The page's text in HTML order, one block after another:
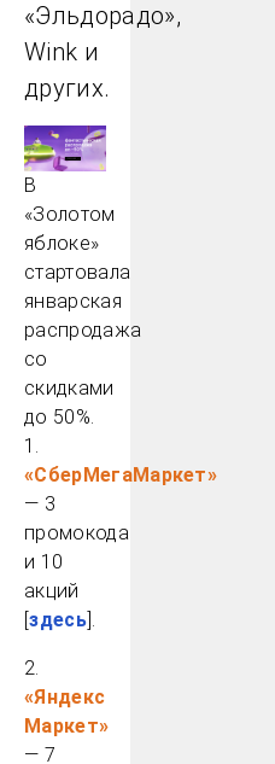
«Эльдорадо»,
Wink и
других.
В
«Золотом
яблоке»
стартовала
январская
распродажа
со
скидками
до 50%.
1.
«СберМегаМаркет»
— 3
промокода
и 10
акций
[здесь].
2.
«Яндекс
Маркет»
— 7